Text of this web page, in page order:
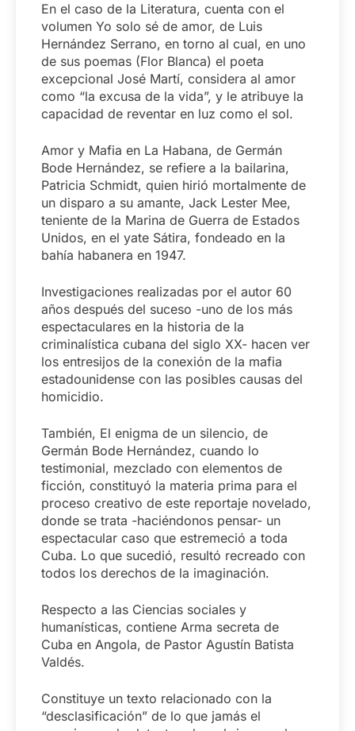
En el caso de la Literatura, cuenta con el
volumen Yo solo sé de amor, de Luis
Hernández Serrano, en torno al cual, en uno
de sus poemas (Flor Blanca) el poeta
excepcional José Martí, considera al amor
como “la excusa de la vida”, y le atribuye la
capacidad de reventar en luz como el sol.
Amor y Mafia en La Habana, de Germán
Bode Hernández, se refiere a la bailarina,
Patricia Schmidt, quien hirió mortalmente de
un disparo a su amante, Jack Lester Mee,
teniente de la Marina de Guerra de Estados
Unidos, en el yate Sátira, fondeado en la
bahía habanera en 1947.
Investigaciones realizadas por el autor 60
años después del suceso -uno de los más
espectaculares en la historia de la
criminalística cubana del siglo XX- hacen ver
los entresijos de la conexión de la mafia
estadounidense con las posibles causas del
homicidio.
También, El enigma de un silencio, de
Germán Bode Hernández, cuando lo
testimonial, mezclado con elementos de
ficción, constituyó la materia prima para el
proceso creativo de este reportaje novelado,
donde se trata -haciéndonos pensar- un
espectacular caso que estremeció a toda
Cuba. Lo que sucedió, resultó recreado con
todos los derechos de la imaginación.
Respecto a las Ciencias sociales y
humanísticas, contiene Arma secreta de
Cuba en Angola, de Pastor Agustín Batista
Valdés.
Constituye un texto relacionado con la
“desclasificación” de lo que jamás el